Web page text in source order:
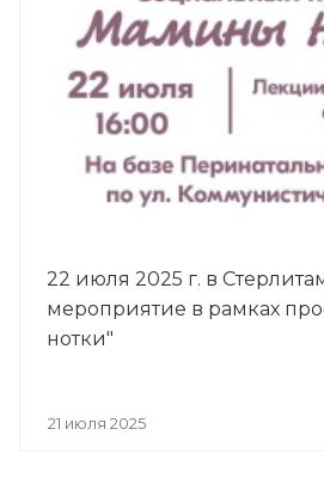
22 июля 2025 г. в
мероприятие в рамках
нотки"
21 июля 2025